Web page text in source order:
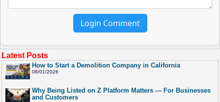
Login Comment
Latest Posts
How to Start a Demolition Company in California
08/01/2026
Why Being Listed on Z Platform Matters — For Businesses
and Customers